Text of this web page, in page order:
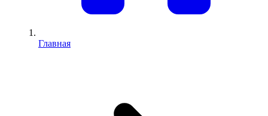
Главная